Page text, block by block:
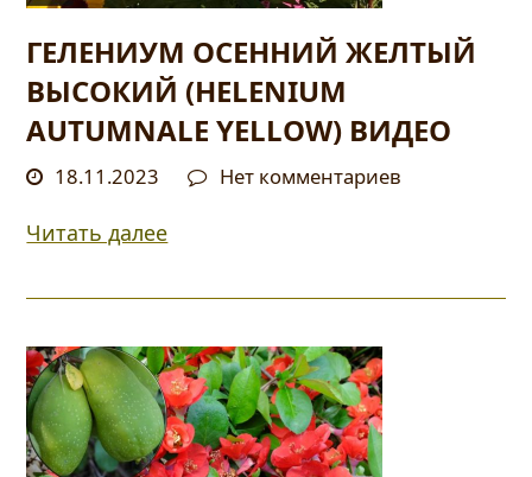
ГЕЛЕНИУМ ОСЕННИЙ ЖЕЛТЫЙ
ВЫСОКИЙ (HELENIUM
AUTUMNALE YELLOW) ВИДЕО
18.11.2023 Нет комментариев
Читать далее